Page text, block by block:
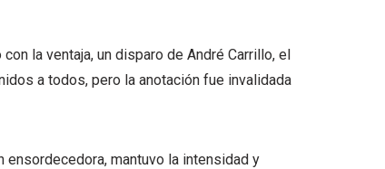
la ventaja, un disparo de André Carrillo, el
a todos, pero la anotación fue invalidada
ensordecedora, mantuvo la intensidad y